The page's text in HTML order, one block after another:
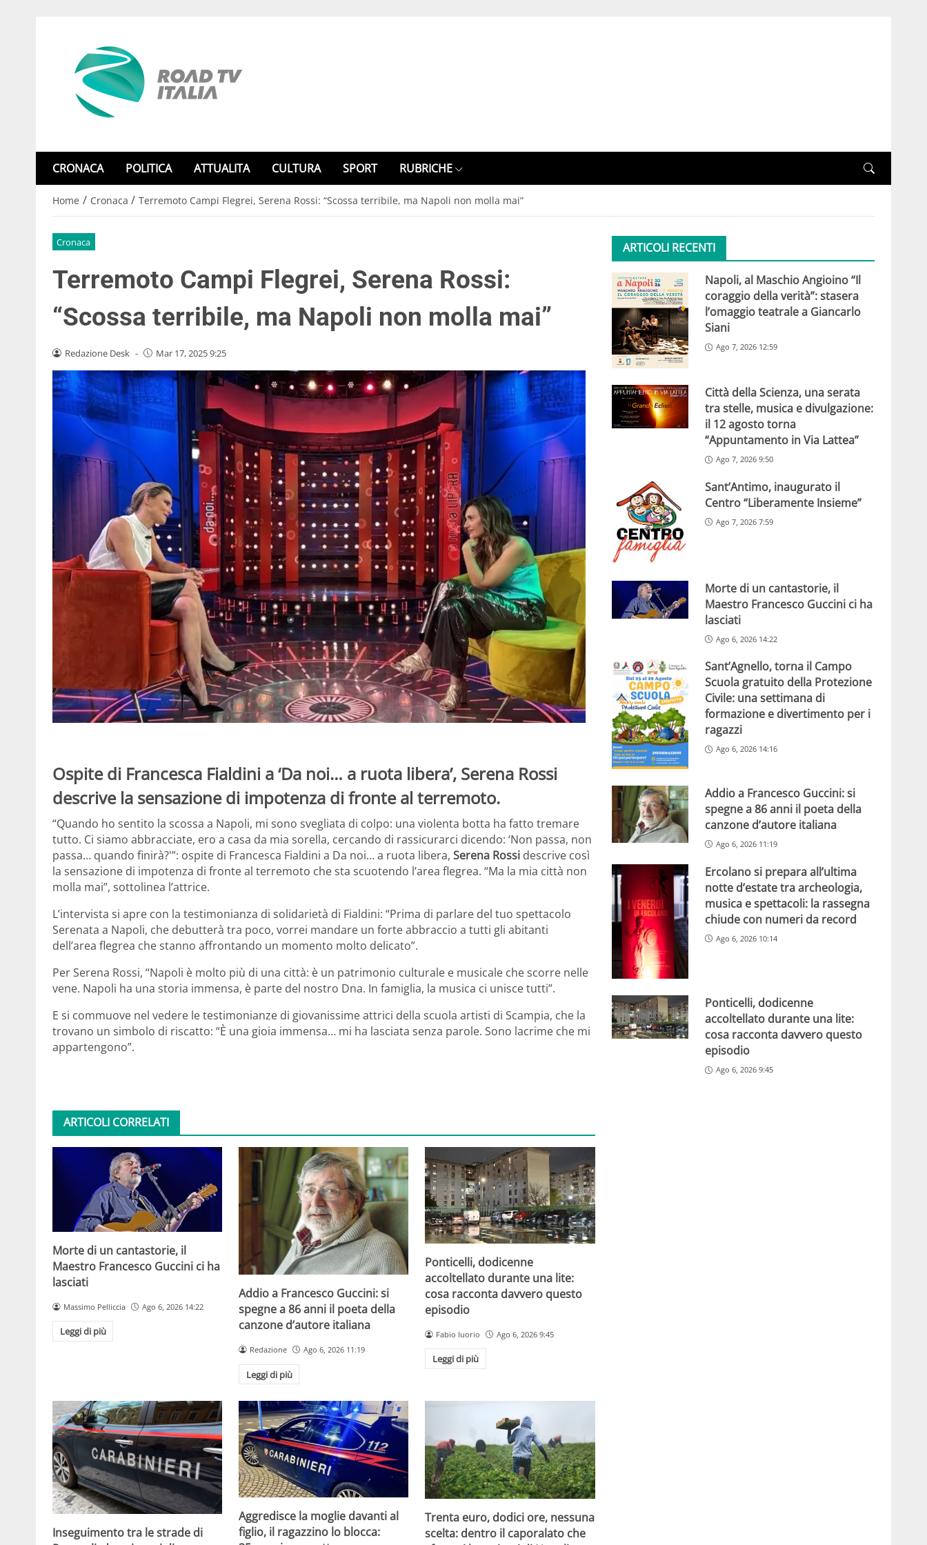
CRONACA POLITICA ATTUALITA CULTURA SPORT RUBRICHE
Home / Cronaca / Terremoto Campi Flegrei, Serena Rossi: “Scossa terribile, ma Napoli non molla mai”
Cronaca
Terremoto Campi Flegrei, Serena Rossi:
“Scossa terribile, ma Napoli non molla mai”
Redazione Desk - Mar 17, 2025 9:25
Ospite di Francesca Fialdini a ‘Da noi… a ruota libera’, Serena Rossi
descrive la sensazione di impotenza di fronte al terremoto.
“Quando ho sentito la scossa a Napoli, mi sono svegliata di colpo: una violenta botta ha fatto tremare
tutto. Ci siamo abbracciate, ero a casa da mia sorella, cercando di rassicurarci dicendo: ‘Non passa, non
passa… quando finirà?'”: ospite di Francesca Fialdini a Da noi… a ruota libera, Serena Rossi descrive così
la sensazione di impotenza di fronte al terremoto che sta scuotendo l’area flegrea. “Ma la mia città non
molla mai”, sottolinea l’attrice.
L’intervista si apre con la testimonianza di solidarietà di Fialdini: “Prima di parlare del tuo spettacolo
Serenata a Napoli, che debutterà tra poco, vorrei mandare un forte abbraccio a tutti gli abitanti
dell’area flegrea che stanno affrontando un momento molto delicato”.
Per Serena Rossi, “Napoli è molto più di una città: è un patrimonio culturale e musicale che scorre nelle
vene. Napoli ha una storia immensa, è parte del nostro Dna. In famiglia, la musica ci unisce tutti”.
E si commuove nel vedere le testimonianze di giovanissime attrici della scuola artisti di Scampia, che la
trovano un simbolo di riscatto: “È una gioia immensa… mi ha lasciata senza parole. Sono lacrime che mi
appartengono”.
ARTICOLI CORRELATI
Morte di un cantastorie, il
Maestro Francesco Guccini ci ha
lasciati
Massimo Pelliccia Ago 6, 2026 14:22
Leggi di più
Addio a Francesco Guccini: si
spegne a 86 anni il poeta della
canzone d’autore italiana
Redazione Ago 6, 2026 11:19
Leggi di più
Ponticelli, dodicenne
accoltellato durante una lite:
cosa racconta davvero questo
episodio
Fabio Iuorio Ago 6, 2026 9:45
Leggi di più
Inseguimento tra le strade di
Aggredisce la moglie davanti al
figlio, il ragazzino lo blocca:
Trenta euro, dodici ore, nessuna
scelta: dentro il caporalato che
ARTICOLI RECENTI
Napoli, al Maschio Angioino “Il
coraggio della verità”: stasera
l’omaggio teatrale a Giancarlo
Siani
Ago 7, 2026 12:59
Città della Scienza, una serata
tra stelle, musica e divulgazione:
il 12 agosto torna
“Appuntamento in Via Lattea”
Ago 7, 2026 9:50
Sant’Antimo, inaugurato il
Centro “Liberamente Insieme”
Ago 7, 2026 7:59
Morte di un cantastorie, il
Maestro Francesco Guccini ci ha
lasciati
Ago 6, 2026 14:22
Sant’Agnello, torna il Campo
Scuola gratuito della Protezione
Civile: una settimana di
formazione e divertimento per i
ragazzi
Ago 6, 2026 14:16
Addio a Francesco Guccini: si
spegne a 86 anni il poeta della
canzone d’autore italiana
Ago 6, 2026 11:19
Ercolano si prepara all’ultima
notte d’estate tra archeologia,
musica e spettacoli: la rassegna
chiude con numeri da record
Ago 6, 2026 10:14
Ponticelli, dodicenne
accoltellato durante una lite:
cosa racconta davvero questo
episodio
Ago 6, 2026 9:45